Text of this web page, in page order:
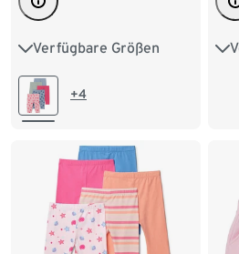
Verfügbare Größen
50/56 62/68 74/80
86/92
134/140
+4